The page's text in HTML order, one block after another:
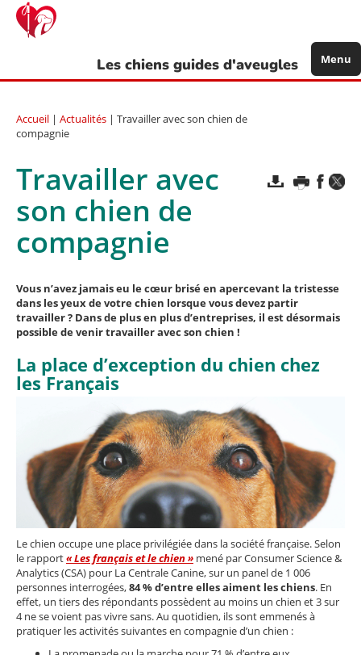
Aller
contenu
Les chiens guides d'aveugles Menu
Accueil | Actualités | Travailler avec son chien de
compagnie
Travailler avec
son chien de
compagnie
Vous n’avez jamais eu le cœur brisé en apercevant la tristesse
dans les yeux de votre chien lorsque vous devez partir
travailler ? Dans de plus en plus d’entreprises, il est désormais
possible de venir travailler avec son chien !
La place d’exception du chien chez
les Français
Le chien occupe une place privilégiée dans la société française. Selon
le rapport« Les français et le chien » mené par Consumer Science &
Analytics (CSA) pour La Centrale Canine, sur un panel de 1 006
personnes interrogées,84 % d’entre elles aiment les chiens. En
effet, un tiers des répondants possèdent au moins un chien et 3 sur
4 ne se voient pas vivre sans. Au quotidien, ils sont emmenés à
pratiquer les activités suivantes en compagnie d’un chien :